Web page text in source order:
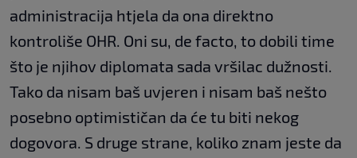
administracija htjela da ona direktno
kontroliše OHR. Oni su, de facto, to dobili time
što je njihov diplomata sada vršilac dužnosti.
Tako da nisam baš uvjeren i nisam baš nešto
posebno optimističan da će tu biti nekog
dogovora. S druge strane, koliko znam jeste da